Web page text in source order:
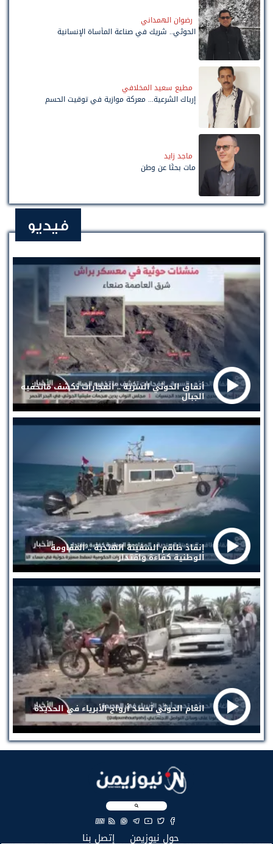
رضوان الهمداني
الحوثي.. شريك في صناعة المأساة الإنسانية
مطيع سعيد المخلافي
إرباك الشرعية... معركة موازية في توقيت الحسم
ماجد زايد
مات بحثًا عن وطن
فيديو
أنفاق الحوثي السرية .. انفجارات تكشف ماتخفيه
الجبال
إنقاذ طاقم السفينة الهندية .. المقاومة
الوطنية كفاءة واقتدار
الغام الحوثي تحصد أرواح الأبرياء في الحديدة
EN
حول نيوزيمن إتصل بنا